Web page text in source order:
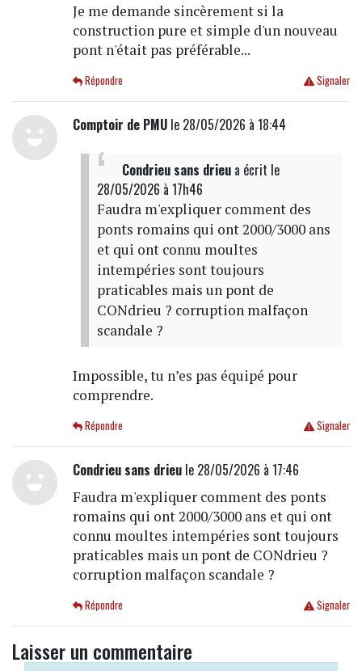
Je me demande sincèrement si la
construction pure et simple d'un nouveau
pont n'était pas préférable...
Signaler
Répondre
Comptoir de PMUle 28/05/2026 à 18:44
Condrieu sans drieua écrit le
28/05/2026 à 17h46
Faudra m'expliquer comment des
ponts romains qui ont 2000/3000 ans
et qui ont connu moultes
intempéries sont toujours
praticables mais un pont de
CONdrieu ? corruption malfaçon
scandale ?
Impossible, tu n’es pas équipé pour
comprendre.
Signaler
Répondre
Condrieu sans drieule 28/05/2026 à 17:46
Faudra m'expliquer comment des ponts
romains qui ont 2000/3000 ans et qui ont
connu moultes intempéries sont toujours
praticables mais un pont de CONdrieu ?
corruption malfaçon scandale ?
Signaler
Répondre
Laisser un commentaire